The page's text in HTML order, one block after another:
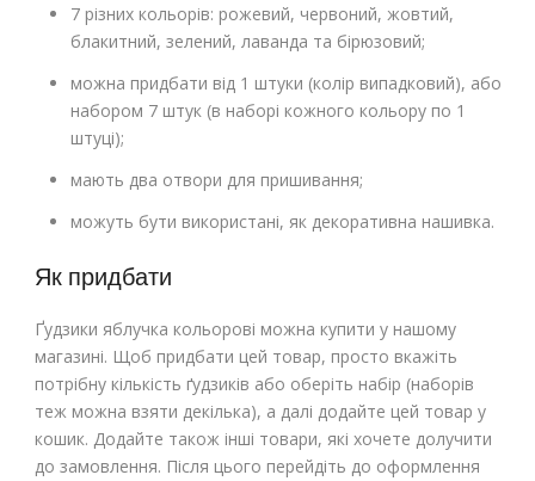
7 різних кольорів: рожевий, червоний, жовтий,
блакитний, зелений, лаванда та бірюзовий;
можна придбати від 1 штуки (колір випадковий), або
набором 7 штук (в наборі кожного кольору по 1
штуці);
мають два отвори для пришивання;
можуть бути використані, як декоративна нашивка.
Як придбати
Ґудзики яблучка кольорові можна купити у нашому
магазині. Щоб придбати цей товар, просто вкажіть
потрібну кількість ґудзиків або оберіть набір (наборів
теж можна взяти декілька), а далі додайте цей товар у
кошик. Додайте також інші товари, які хочете долучити
до замовлення. Після цього перейдіть до оформлення